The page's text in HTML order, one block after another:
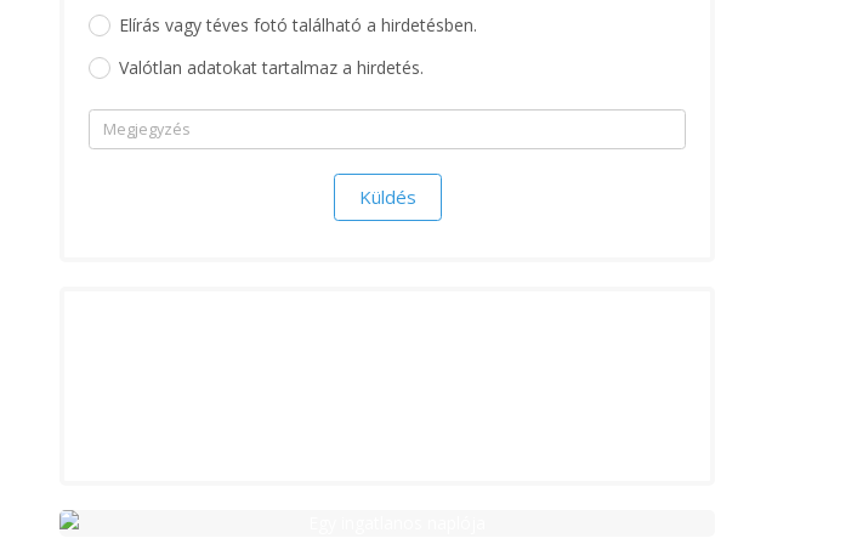
Elírás vagy téves fotó található a hirdetésben.
Valótlan adatokat tartalmaz a hirdetés.